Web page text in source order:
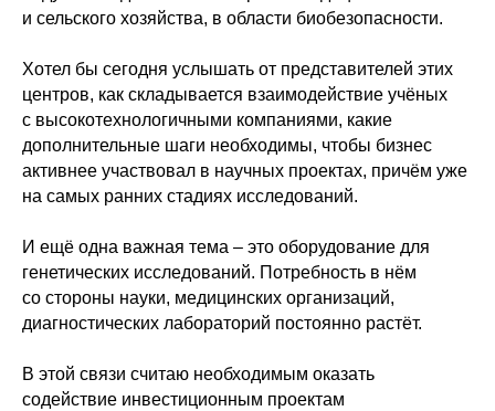
и сельского хозяйства, в области биобезопасности.
Хотел бы сегодня услышать от представителей этих
центров, как складывается взаимодействие учёных
с высокотехнологичными компаниями, какие
дополнительные шаги необходимы, чтобы бизнес
активнее участвовал в научных проектах, причём уже
на самых ранних стадиях исследований.
И ещё одна важная тема – это оборудование для
генетических исследований. Потребность в нём
со стороны науки, медицинских организаций,
диагностических лабораторий постоянно растёт.
В этой связи считаю необходимым оказать
содействие инвестиционным проектам